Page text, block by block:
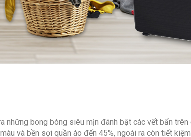
những bong bóng siêu mịn đánh bật các vết bẩn
và bền sợi quần áo đến 45%, ngoài ra còn tiết